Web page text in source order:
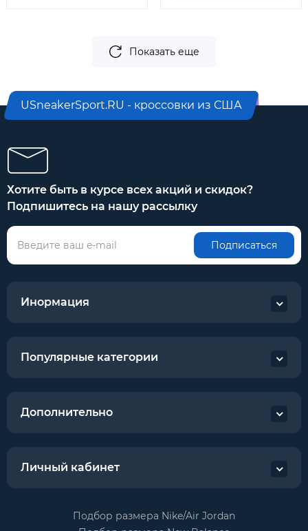
Показать еще
USneakerSport.RU - кроссовки из США
Хотите быть в курсе всех акций и скидок?
Подпишитесь на нашу рассылку
Подписаться
Инормация
Популярные категории
Дополнительно
Личный кабинет
Подбор размера Nike/Air Jordan